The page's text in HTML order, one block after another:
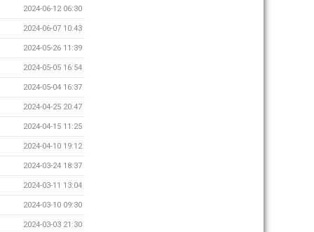
2024-06-12 06:30
2024-06-07 10:43
2024-05-26 11:39
2024-05-05 16:54
2024-05-04 16:37
2024-04-25 20:47
2024-04-15 11:25
2024-04-10 19:12
2024-03-24 18:37
2024-03-11 13:04
2024-03-10 09:30
2024-03-03 21:30